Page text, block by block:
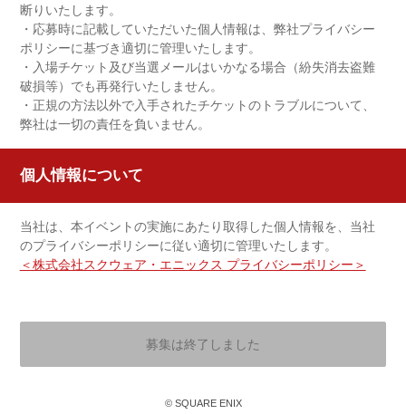
断りいたします。
・応募時に記載していただいた個人情報は、弊社プライバシー
ポリシーに基づき適切に管理いたします。
・入場チケット及び当選メールはいかなる場合（紛失消去盗難
破損等）でも再発行いたしません。
・正規の方法以外で入手されたチケットのトラブルについて、
弊社は一切の責任を負いません。
個人情報について
当社は、本イベントの実施にあたり取得した個人情報を、当社
のプライバシーポリシーに従い適切に管理いたします。
＜株式会社スクウェア・エニックス プライバシーポリシー＞
募集は終了しました
© SQUARE ENIX